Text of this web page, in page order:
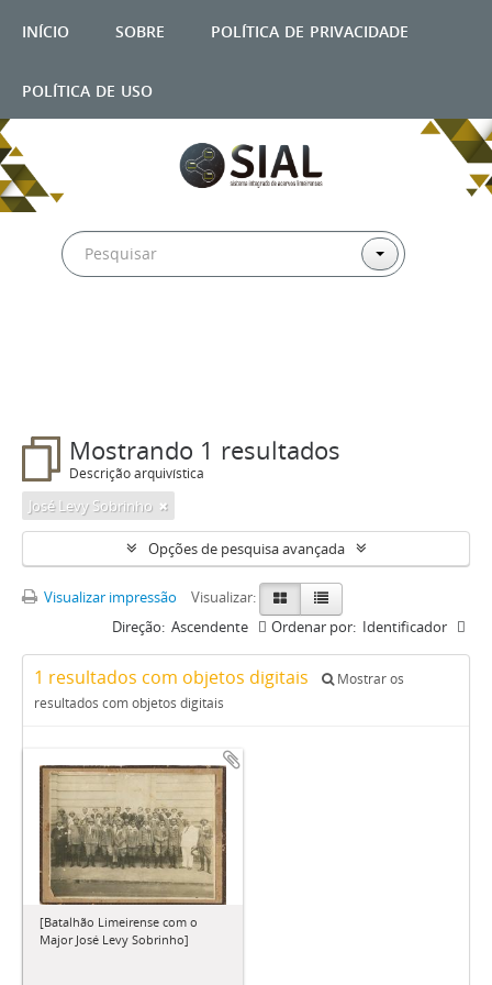
início sobre
política de privacidade
política de uso
Mostrando 1 resultados
Descrição arquivística
José Levy Sobrinho
Opções de pesquisa avançada
Visualizar impressão
Visualizar:
Ordenar por: Identificador
Direção: Ascendente
1 resultados com objetos digitais
Mostrar os
resultados com objetos digitais
[Batalhão Limeirense com o
Major José Levy Sobrinho]